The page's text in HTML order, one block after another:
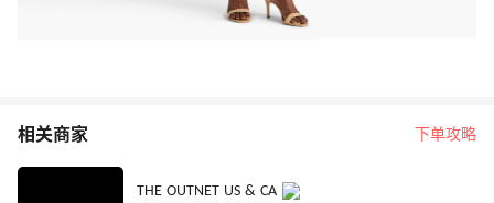
相关商家 下单攻略
THE OUTNET US & CA